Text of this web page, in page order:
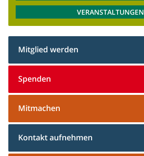
VERANSTALTUNGEN
Mitglied werden
Spenden
Mitmachen
Kontakt aufnehmen